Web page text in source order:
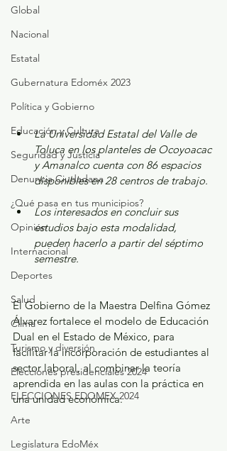
Global
Nacional
Estatal
Gubernatura Edoméx 2023
Política y Gobierno
Educación y Cultura
Seguridad y Justicia
Denuncia Ciudadana
¿Qué pasa en tus municipios?
Opinión
Internacional
Deportes
Salud
Clima
Turismo y diversión
Elecciones presidenciales 2024
ELECCIONES EDOMEX 2024
Arte
Legislatura EdoMéx
La Universidad Estatal del Valle de
Toluca en los planteles de Ocoyoacac
y Amanalco cuenta con 86 espacios
disponibles en 28 centros de trabajo.
Los interesados en concluir sus
estudios bajo esta modalidad,
pueden hacerlo a partir del séptimo
semestre.
El Gobierno de la Maestra Delfina Gómez
Álvarez fortalece el modelo de Educación
Dual en el Estado de México, para
facilitar la incorporación de estudiantes al
sector laboral, al combinar la teoría
aprendida en las aulas con la práctica en
una unidad económica.